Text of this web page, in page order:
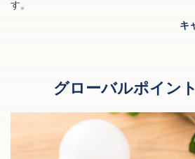
す。
キ
グローバルポイン